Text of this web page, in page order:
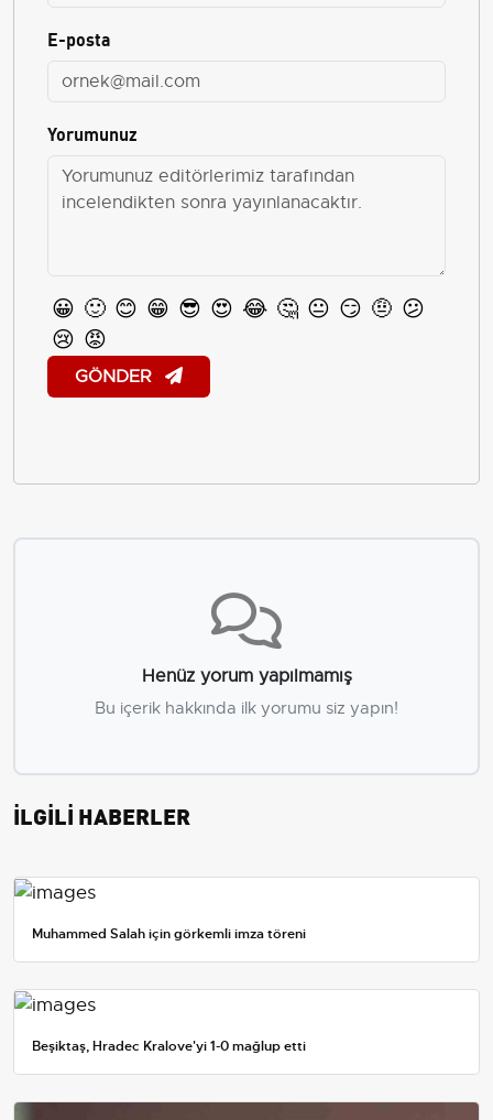
E-posta
Yorumunuz
😀 🙂 😊 😁 😎 😍 😂 🤔 😐 😏 🤨 😕
😢 😡
GÖNDER
Henüz yorum yapılmamış
Bu içerik hakkında ilk yorumu siz yapın!
İLGİLİ HABERLER
Muhammed Salah için görkemli imza töreni
Beşiktaş, Hradec Kralove'yi 1-0 mağlup etti